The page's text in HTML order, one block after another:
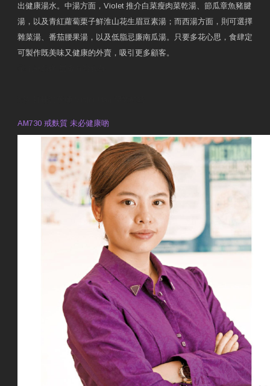
出健康湯水。中湯方面，Violet 推介白菜瘦肉菜乾湯、節瓜章魚豬腱
湯，以及青紅蘿蔔栗子鮮淮山花生眉豆素湯；而西湯方面，則可選擇
雜菜湯、番茄腰果湯，以及低脂忌廉南瓜湯。只要多花心思，食肆定
可製作既美味又健康的外賣，吸引更多顧客。
AM730 戒麩質 未必健康啲